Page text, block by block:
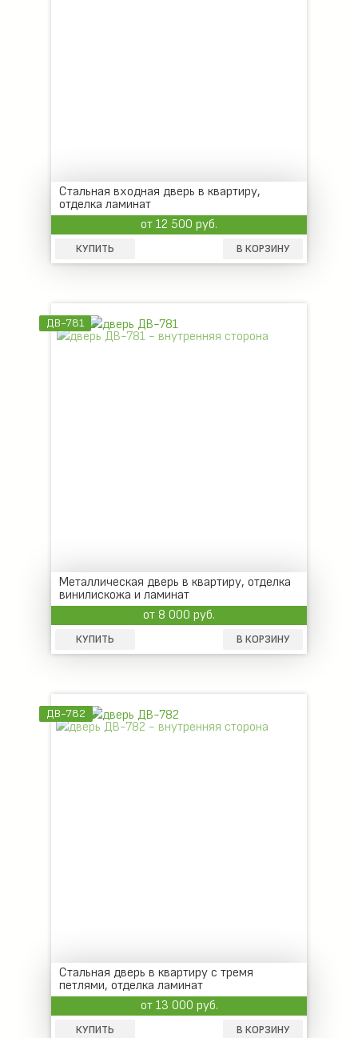
Стальная входная дверь в квартиру,
отделка ламинат
от 12 500 руб.
КУПИТЬ В КОРЗИНУ
ДВ-781
Металлическая дверь в квартиру, отделка
винилискожа и ламинат
от 8 000 руб.
КУПИТЬ В КОРЗИНУ
ДВ-782
Стальная дверь в квартиру с тремя
петлями, отделка ламинат
от 13 000 руб.
КУПИТЬ В КОРЗИНУ